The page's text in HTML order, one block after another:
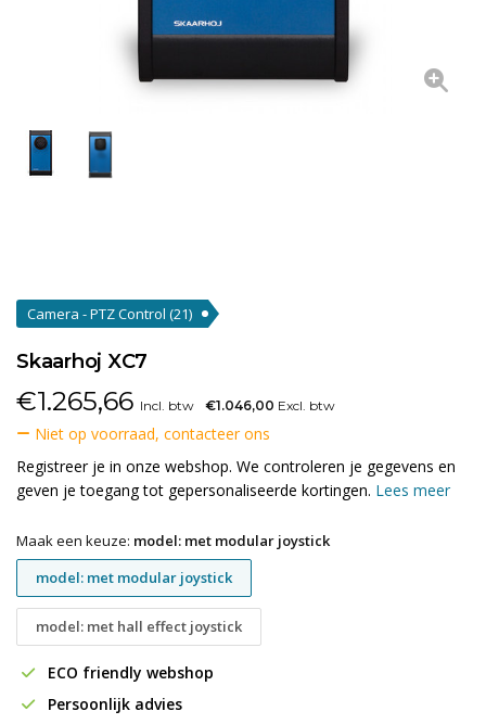
Camera - PTZ Control (21)
Skaarhoj XC7
€1.265,66 Incl. btw €1.046,00 Excl. btw
Niet op voorraad, contacteer ons
Registreer je in onze webshop. We controleren je gegevens en
geven je toegang tot gepersonaliseerde kortingen. Lees meer
Maak een keuze: model: met modular joystick
model: met modular joystick
model: met hall effect joystick
ECO friendly webshop
Persoonlijk advies